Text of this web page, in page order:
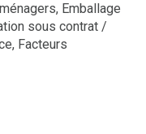
Emballage
sous contrat /
Facteurs